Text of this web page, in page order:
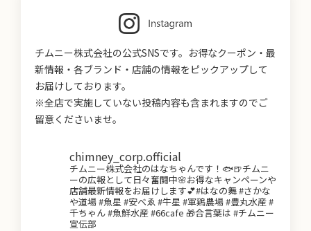
チムニー株式会社の公式SNSです。お得なクーポン・最
新情報・各ブランド・店舗の情報をピックアップして
お届けしております。
※全店で実施していない投稿内容も含まれますのでご
留意くださいませ。
chimney_corp.official
チムニー株式会社のはなちゃんです！🐟🍺チムニ
ーの広報として日々奮闘中🌸お得なキャンペーンや
店舗最新情報をお届けします💕#はなの舞 #さかな
や道場 #魚星 #安べゑ #牛星 #軍鶏農場 #豊丸水産 #
千ちゃん #魚鮮水産 #66cafe 🎁合言葉は #チムニー
宣伝部